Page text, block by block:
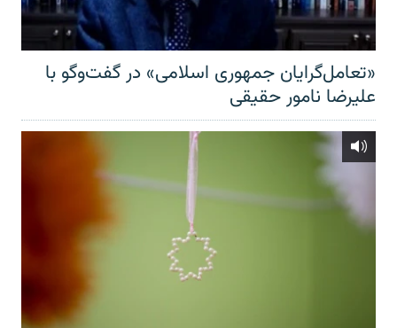
«تعامل‌گرایان جمهوری اسلامی» در گفت‌وگو با
علیرضا نامور حقیقی